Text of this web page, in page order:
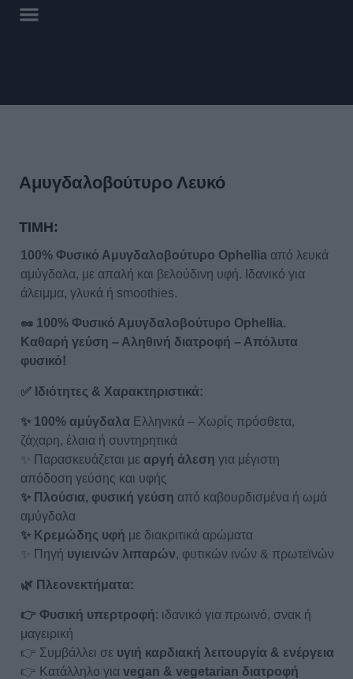
Αμυγδαλοβούτυρο Λευκό
ΤΙΜΗ:
100% Φυσικό Αμυγδαλοβούτυρο Ophellia από λευκά
αμύγδαλα, με απαλή και βελούδινη υφή. Ιδανικό για
άλειμμα, γλυκά ή smoothies.
🥜 100% Φυσικό Αμυγδαλοβούτυρο Ophellia.
Καθαρή γεύση – Αληθινή διατροφή – Απόλυτα
φυσικό!
✅ Ιδιότητες & Χαρακτηριστικά:
✨ 100% αμύγδαλα Ελληνικά – Χωρίς πρόσθετα,
ζάχαρη, έλαια ή συντηρητικά
✨ Παρασκευάζεται με αργή άλεση για μέγιστη
απόδοση γεύσης και υφής
✨ Πλούσια, φυσική γεύση από καβουρδισμένα ή ωμά
αμύγδαλα
✨ Κρεμώδης υφή με διακριτικά αρώματα
✨ Πηγή υγιεινών λιπαρών, φυτικών ινών & πρωτεϊνών
🌿 Πλεονεκτήματα:
👉 Φυσική υπερτροφή: ιδανικό για πρωινό, σνακ ή
μαγειρική
👉 Συμβάλλει σε υγιή καρδιακή λειτουργία & ενέργεια
👉 Κατάλληλο για vegan & vegetarian διατροφή